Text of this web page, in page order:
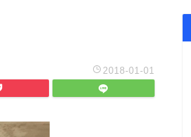
2018-01-01